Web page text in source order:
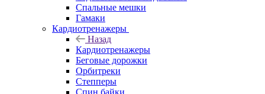
Спальные мешки
Гамаки
Кардиотренажеры
Назад
Кардиотренажеры
Беговые дорожки
Орбитреки
Степперы
Спин байки